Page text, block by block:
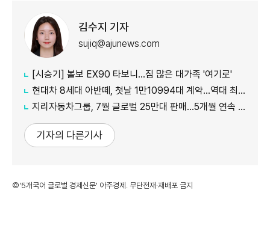
김수지 기자
sujiq@ajunews.com
[시승기] 볼보 EX90 타보니…짐 많은 대가족 '여기로'
현대차 8세대 아반떼, 첫날 1만10994대 계약…역대 최대
지리자동차그룹, 7월 글로벌 25만대 판매…5개월 연속 증가
기자의 다른기사
©'5개국어 글로벌 경제신문' 아주경제. 무단전재·재배포 금지